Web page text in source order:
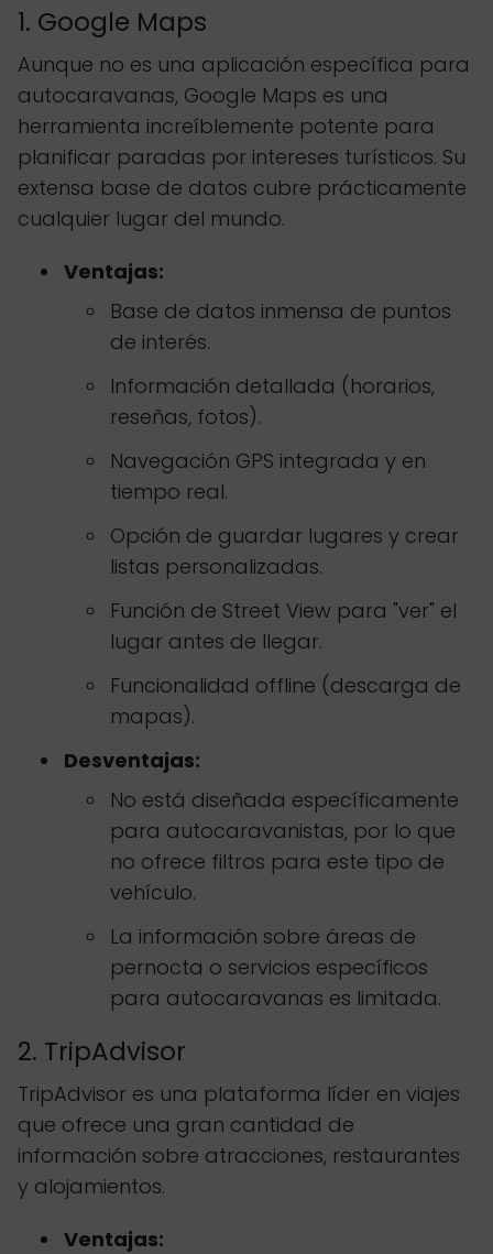
1. Google Maps
Aunque no es una aplicación específica para
autocaravanas, Google Maps es una
herramienta increíblemente potente para
planificar paradas por intereses turísticos. Su
extensa base de datos cubre prácticamente
cualquier lugar del mundo.
Ventajas:
Base de datos inmensa de puntos
de interés.
Información detallada (horarios,
reseñas, fotos).
Navegación GPS integrada y en
tiempo real.
Opción de guardar lugares y crear
listas personalizadas.
Función de Street View para "ver" el
lugar antes de llegar.
Funcionalidad offline (descarga de
mapas).
Desventajas:
No está diseñada específicamente
para autocaravanistas, por lo que
no ofrece filtros para este tipo de
vehículo.
La información sobre áreas de
pernocta o servicios específicos
para autocaravanas es limitada.
2. TripAdvisor
TripAdvisor es una plataforma líder en viajes
que ofrece una gran cantidad de
información sobre atracciones, restaurantes
y alojamientos.
Ventajas: